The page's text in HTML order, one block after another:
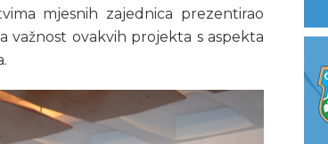
mjesnih zajednica prezentirao
važnost ovakvih projekta s aspekta